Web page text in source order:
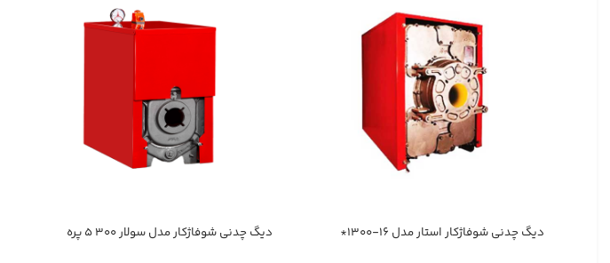
دیگ چدنی شوفاژکار استار مدل ۱۶-۱۳۰۰* دیگ چدنی شوفاژکار مدل سولار ۳۰۰ ۵ پره